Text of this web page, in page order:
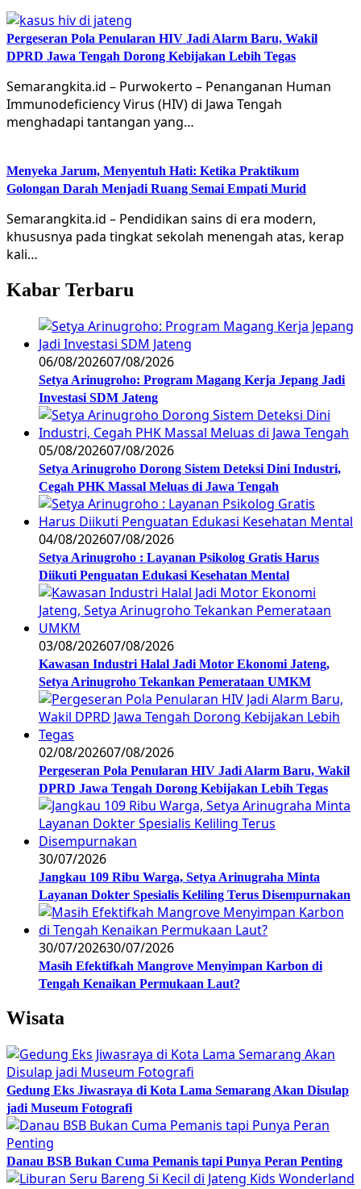
Pergeseran Pola Penularan HIV Jadi Alarm Baru, Wakil
DPRD Jawa Tengah Dorong Kebijakan Lebih Tegas
Semarangkita.id – Purwokerto – Penanganan Human
Immunodeficiency Virus (HIV) di Jawa Tengah
menghadapi tantangan yang…
Menyeka Jarum, Menyentuh Hati: Ketika Praktikum
Golongan Darah Menjadi Ruang Semai Empati Murid
Semarangkita.id – Pendidikan sains di era modern,
khususnya pada tingkat sekolah menengah atas, kerap
kali…
Kabar Terbaru
06/08/202607/08/2026
Setya Arinugroho: Program Magang Kerja Jepang Jadi
Investasi SDM Jateng
05/08/202607/08/2026
Setya Arinugroho Dorong Sistem Deteksi Dini Industri,
Cegah PHK Massal Meluas di Jawa Tengah
04/08/202607/08/2026
Setya Arinugroho : Layanan Psikolog Gratis Harus
Diikuti Penguatan Edukasi Kesehatan Mental
03/08/202607/08/2026
Kawasan Industri Halal Jadi Motor Ekonomi Jateng,
Setya Arinugroho Tekankan Pemerataan UMKM
02/08/202607/08/2026
Pergeseran Pola Penularan HIV Jadi Alarm Baru, Wakil
DPRD Jawa Tengah Dorong Kebijakan Lebih Tegas
30/07/2026
Jangkau 109 Ribu Warga, Setya Arinugraha Minta
Layanan Dokter Spesialis Keliling Terus Disempurnakan
30/07/202630/07/2026
Masih Efektifkah Mangrove Menyimpan Karbon di
Tengah Kenaikan Permukaan Laut?
Wisata
Gedung Eks Jiwasraya di Kota Lama Semarang Akan Disulap
jadi Museum Fotografi
Danau BSB Bukan Cuma Pemanis tapi Punya Peran Penting